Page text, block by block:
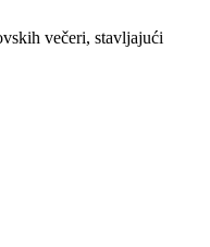
večeri, stavljajući